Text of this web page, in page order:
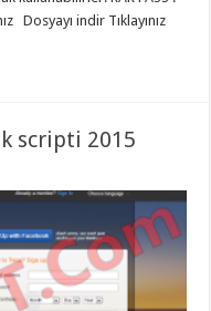
Dosyayı indir Tıklayınız
scripti 2015